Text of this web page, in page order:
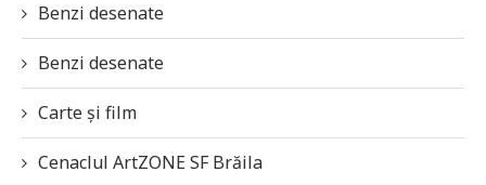
Benzi desenate
Benzi desenate
Carte și film
Cenaclul ArtZONE SF Brăila